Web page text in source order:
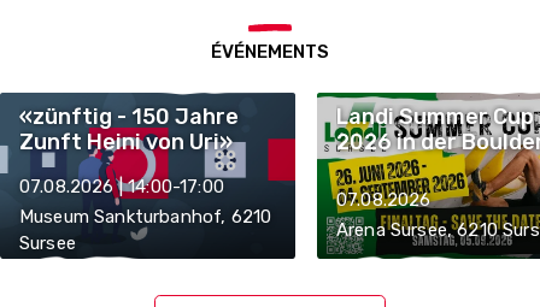
ÉVÉNEMENTS
«zünftig - 150 Jahre
Zunft Heini von Uri»
07.08.2026 | 14:00-17:00
Museum Sankturbanhof, 6210
Sursee
Landi Summer Cup
2026 in der
Arena Sursee
07.08.2026
Arena Sursee, 6210